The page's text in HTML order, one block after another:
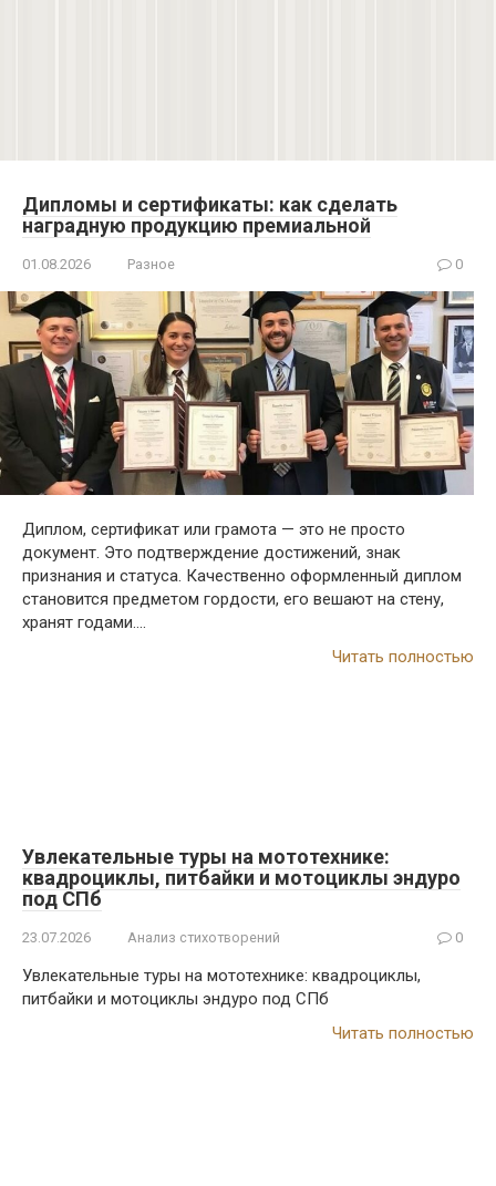
Дипломы и сертификаты: как сделать
наградную продукцию премиальной
01.08.2026 Разное 0
Диплом, сертификат или грамота — это не просто
документ. Это подтверждение достижений, знак
признания и статуса. Качественно оформленный диплом
становится предметом гордости, его вешают на стену,
хранят годами….
Читать полностью
Увлекательные туры на мототехнике:
квадроциклы, питбайки и мотоциклы эндуро
под СПб
23.07.2026 Анализ стихотворений 0
Увлекательные туры на мототехнике: квадроциклы,
питбайки и мотоциклы эндуро под СПб
Читать полностью